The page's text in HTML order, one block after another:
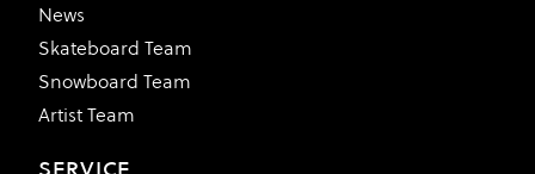
News
Skateboard Team
Snowboard Team
Artist Team